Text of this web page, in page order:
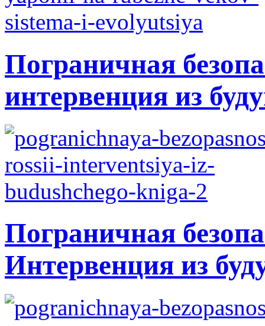
Пограничная
интервенция из
Пограничная
Интервенция из